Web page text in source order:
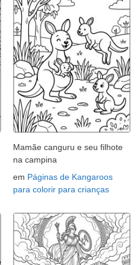
Mamãe canguru e seu filhote
na campina
em Páginas de Kangaroos
para colorir para crianças